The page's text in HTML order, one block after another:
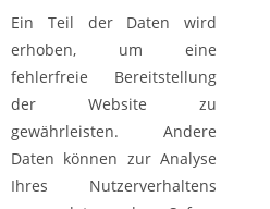
Ein Teil der Daten wird
erhoben, um eine
fehlerfreie Bereitstellung
der Website zu
gewährleisten. Andere
Daten können zur Analyse
Ihres Nutzerverhaltens